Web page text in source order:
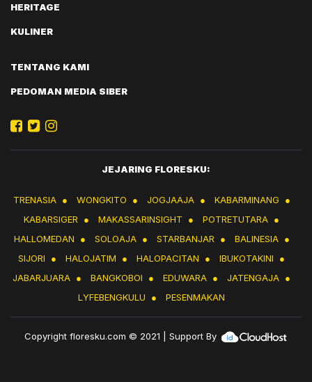
HERITAGE
KULINER
TENTANG KAMI
PEDOMAN MEDIA SIBER
JEJARING FLORESKU:
TRENASIA ● WONGKITO ● JOGJAAJA ● KABARMINANG
●
KABARSIGER
● MAKASSARINSIGHT ● POTRETUTARA ●
HALLOMEDAN
● SOLOAJA ● STARBANJAR ● BALINESIA ●
SIJORI
● HALOJATIM ● HALOPACITAN ● IBUKOTAKINI
●
JABARJUARA ● BANGKOBOI ● EDUWARA ● JATENGAJA ●
LYFEBENGKULU
● PESENMAKAN
Copyrightfloresku.com © 2021 | Support By